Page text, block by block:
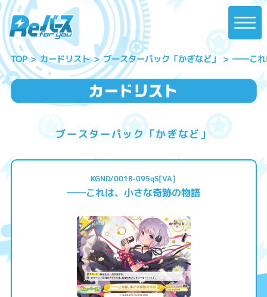
TOP カードリスト ブースターパック「かぎなど」 ――これ
ブースターパック「かぎなど」
KGND/001B-095qS[VA]
――これは、小さな奇跡の物語